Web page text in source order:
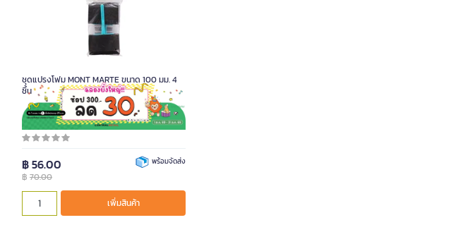
ชุดแปรงโฟม MONT MARTE ขนาด 100 มม. 4
ชิ้น
รหัสสินค้า K090982
฿ 56.00
฿ 70.00
พร้อมจัดส่ง
เพิ่มสินค้า